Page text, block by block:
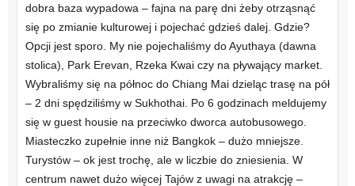
dobra baza wypadowa – fajna na parę dni żeby otrząsnąć
się po zmianie kulturowej i pojechać gdzieś dalej. Gdzie?
Opcji jest sporo. My nie pojechaliśmy do Ayuthaya (dawna
stolica), Park Erevan, Rzeka Kwai czy na pływający market.
Wybraliśmy się na północ do Chiang Mai dzieląc trasę na pół
– 2 dni spędziliśmy w Sukhothai. Po 6 godzinach meldujemy
się w guest housie na przeciwko dworca autobusowego.
Miasteczko zupełnie inne niż Bangkok – dużo mniejsze.
Turystów – ok jest trochę, ale w liczbie do zniesienia. W
centrum nawet dużo więcej Tajów z uwagi na atrakcję –